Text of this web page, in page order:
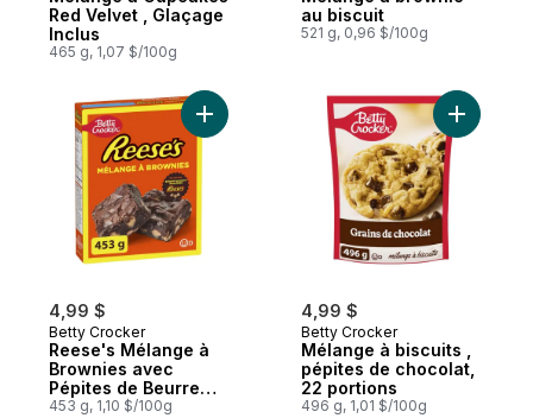
Red Velvet , Glaçage
Inclus
465 g, 1,07 $/100g
au biscuit
521 g, 0,96 $/100g
4,99 $
Betty Crocker
Reese's Mélange à
Brownies avec
Pépites de Beurre
d'Arachide
453 g, 1,10 $/100g
Ajouter Reese's Mélange à Brownies
4,99 $
Betty Crocker
Mélange à biscuits ,
pépites de chocolat,
22 portions
496 g, 1,01 $/100g
Ajouter